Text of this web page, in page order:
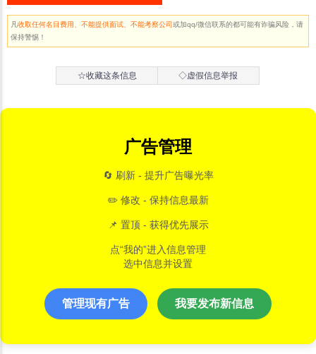
凡收取任何名目费用、不能提供面试、不能考察公司或加qq/微信联系的都可能有诈骗风险，请
保持警惕！
☆收藏这条信息 ◇虚假信息举报
广告管理
🔄 刷新 - 提升广告曝光率
✏️ 修改 - 保持信息最新
📌 置顶 - 获得优先展示
点“我的”进入信息管理
选中信息并设置
管理现有广告 我要发布新信息